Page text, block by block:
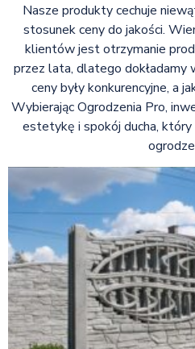
Nasze produkty cechuje
stosunek ceny do jakości.
klientów jest otrzymanie
przez lata, dlatego dokładamy
ceny były konkurencyjne, a
Wybierając Ogrodzenia Pro,
estetykę i spokój ducha,